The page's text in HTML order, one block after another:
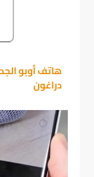
هاتف أوبو
دراغون